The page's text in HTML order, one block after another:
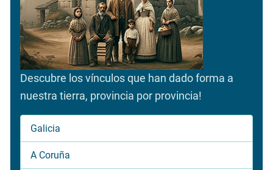
Descubre los vínculos que han dado forma a
nuestra tierra, provincia por provincia!
Galicia
A Coruña